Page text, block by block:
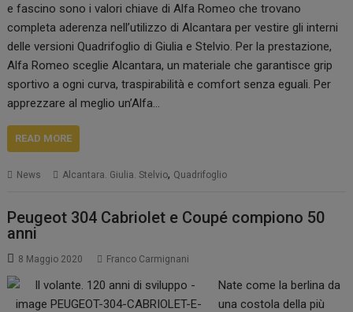
e fascino sono i valori chiave di Alfa Romeo che trovano
completa aderenza nell’utilizzo di Alcantara per vestire gli interni
delle versioni Quadrifoglio di Giulia e Stelvio. Per la prestazione,
Alfa Romeo sceglie Alcantara, un materiale che garantisce grip
sportivo a ogni curva, traspirabilità e comfort senza eguali. Per
apprezzare al meglio un’Alfa…
READ MORE
News Alcantara. Giulia. Stelvio, Quadrifoglio
Peugeot 304 Cabriolet e Coupé compiono 50
anni
8 Maggio 2020 Franco Carmignani
Nate come la berlina da
una costola della più